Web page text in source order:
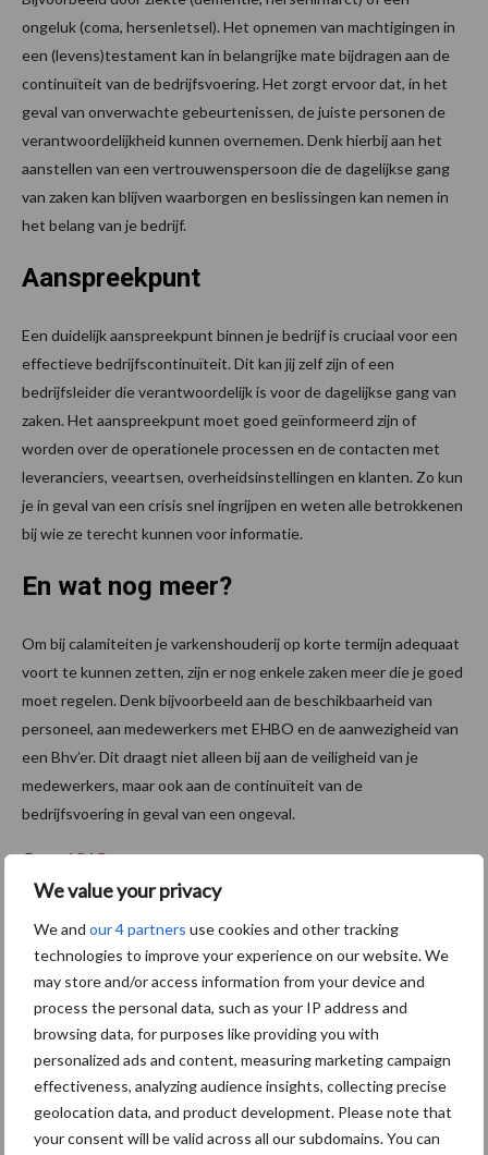
We value your privacy
We and our 4 partners use cookies and other tracking
technologies to improve your experience on our website. We
may store and/or access information from your device and
process the personal data, such as your IP address and
browsing data, for purposes like providing you with
personalized ads and content, measuring marketing campaign
effectiveness, analyzing audience insights, collecting precise
geolocation data, and product development. Please note that
your consent will be valid across all our subdomains. You can
ongeluk (coma, hersenletsel). Het opnemen van machtigingen in
een (levens)testament kan in belangrijke mate bijdragen aan de
continuïteit van de bedrijfsvoering. Het zorgt ervoor dat, in het
geval van onverwachte gebeurtenissen, de juiste personen de
verantwoordelijkheid kunnen overnemen. Denk hierbij aan het
aanstellen van een vertrouwenspersoon die de dagelijkse gang
van zaken kan blijven waarborgen en beslissingen kan nemen in
het belang van je bedrijf.
Aanspreekpunt
Een duidelijk aanspreekpunt binnen je bedrijf is cruciaal voor een
effectieve bedrijfscontinuïteit. Dit kan jij zelf zijn of een
bedrijfsleider die verantwoordelijk is voor de dagelijkse gang van
zaken. Het aanspreekpunt moet goed geïnformeerd zijn of
worden over de operationele processen en de contacten met
leveranciers, veeartsen, overheidsinstellingen en klanten. Zo kun
je in geval van een crisis snel ingrijpen en weten alle betrokkenen
bij wie ze terecht kunnen voor informatie.
En wat nog meer?
Om bij calamiteiten je varkenshouderij op korte termijn adequaat
voort te kunnen zetten, zijn er nog enkele zaken meer die je goed
moet regelen. Denk bijvoorbeeld aan de beschikbaarheid van
personeel, aan medewerkers met EHBO en de aanwezigheid van
een Bhv’er. Dit draagt niet alleen bij aan de veiligheid van je
medewerkers, maar ook aan de continuïteit van de
bedrijfsvoering in geval van een ongeval.
Bron:ABAB
Lees meer over bedrijfscontinuïteit
Deze periode zoomtABAB Accountants en Adviseursin op de
bedrijfscontinuïteit
van varkenshouderijen. Wil je meer weten